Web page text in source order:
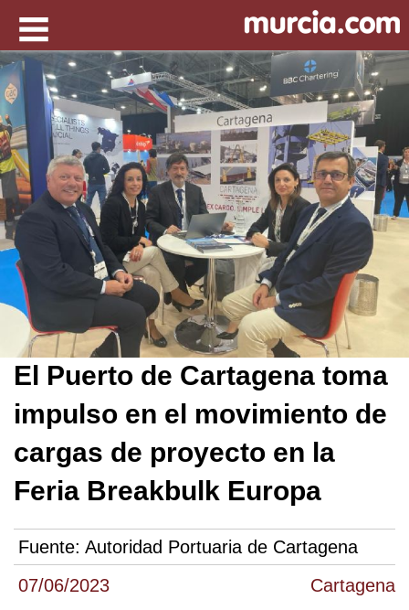
07/06/2023 Cartagena
El Puerto de Cartagena toma
impulso en el movimiento de
cargas de proyecto en la
Feria Breakbulk Europa
Fuente: Autoridad Portuaria de Cartagena